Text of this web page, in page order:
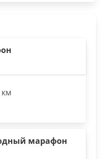
км
марафон